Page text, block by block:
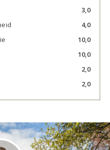
3,0
4,0
10,0
10,0
2,0
2,0